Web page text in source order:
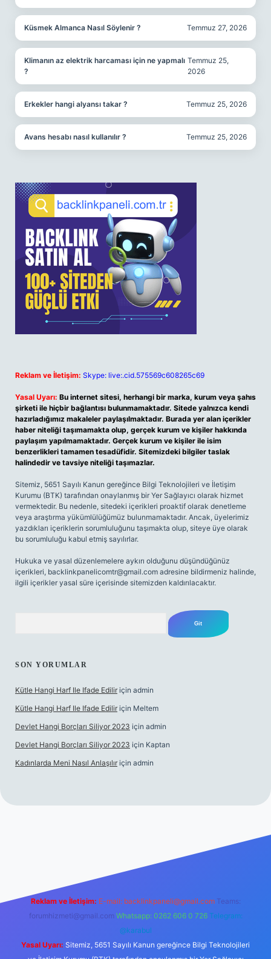
Küsmek Almanca Nasıl Söylenir ? Temmuz 27, 2026
Klimanın az elektrik harcaması için ne yapmalı
?
Temmuz 25,
2026
Erkekler hangi alyansı takar ? Temmuz 25, 2026
Avans hesabı nasıl kullanılır ? Temmuz 25, 2026
Reklam ve İletişim: Skype: live:.cid.575569c608265c69
Yasal Uyarı: Bu internet sitesi, herhangi bir marka, kurum veya şahıs
şirketi ile hiçbir bağlantısı bulunmamaktadır. Sitede yalnızca kendi
hazırladığımız makaleler paylaşılmaktadır. Burada yer alan içerikler
haber niteliği taşımamakta olup, gerçek kurum ve kişiler hakkında
paylaşım yapılmamaktadır. Gerçek kurum ve kişiler ile isim
benzerlikleri tamamen tesadüfidir. Sitemizdeki bilgiler taslak
halindedir ve tavsiye niteliği taşımazlar.
Sitemiz, 5651 Sayılı Kanun gereğince Bilgi Teknolojileri ve İletişim
Kurumu (BTK) tarafından onaylanmış bir Yer Sağlayıcı olarak hizmet
vermektedir. Bu nedenle, sitedeki içerikleri proaktif olarak denetleme
veya araştırma yükümlülüğümüz bulunmamaktadır. Ancak, üyelerimiz
yazdıkları içeriklerin sorumluluğunu taşımakta olup, siteye üye olarak
bu sorumluluğu kabul etmiş sayılırlar.
Hukuka ve yasal düzenlemelere aykırı olduğunu düşündüğünüz
içerikleri, backlinkpanelicomtr@gmail.com adresine bildirmeniz halinde,
ilgili içerikler yasal süre içerisinde sitemizden kaldırılacaktır.
SON YORUMLAR
Kütle Hangi Harf Ile Ifade Edilir için admin
Kütle Hangi Harf Ile Ifade Edilir için Meltem
Devlet Hangi Borçları Siliyor 2023 için admin
Devlet Hangi Borçları Siliyor 2023 için Kaptan
Kadınlarda Meni Nasıl Anlaşılır için admin
Betexper
Reklam ve İletişim: E-mail: backlinkpaneli@gmail.com Teams:
forumhizmeti@gmail.com Whatsapp: 0262 606 0 726 Telegram:
@karabul
Yasal Uyarı: Sitemiz, 5651 Sayılı Kanun gereğince Bilgi Teknolojileri